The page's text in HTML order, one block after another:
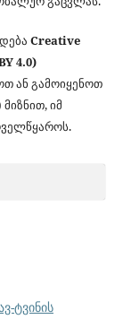
Creative
4.0)
ან გამოიყენოთ
იმ
ტვინის